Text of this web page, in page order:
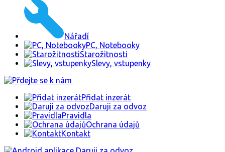
Nářadí
PC, Notebooky
Starožitnosti
Slevy, vstupenky
Přidat inzerát
Daruji za odvoz
Pravidla
Ochrana údajů
Kontakt